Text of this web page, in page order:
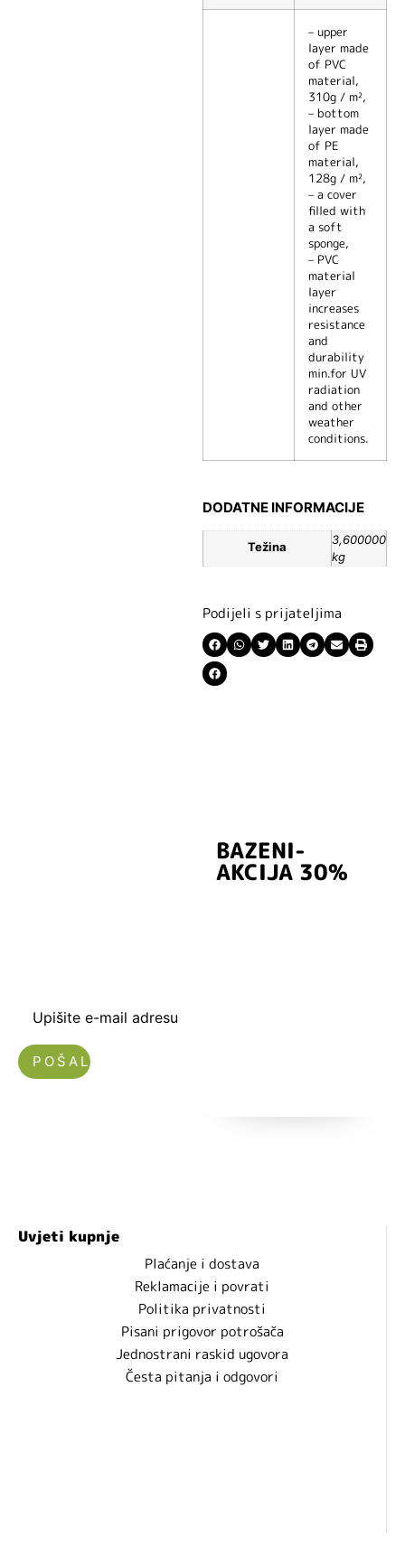
– upper
layer made
of PVC
material,
310g / m²,
– bottom
layer made
of PE
material,
128g / m²,
– a cover
filled with
a soft
sponge,
– PVC
material
layer
increases
resistance
and
durability
min.for UV
radiation
and other
weather
conditions.
DODATNE INFORMACIJE
Težina
3,600000
kg
Podijeli s prijateljima
Upišite e-mail adresu
BAZENI-
AKCIJA 30%
Uvjeti kupnje
Plaćanje i dostava
Reklamacije i povrati
Politika privatnosti
Pisani prigovor potrošača
Jednostrani raskid ugovora
Česta pitanja i odgovori